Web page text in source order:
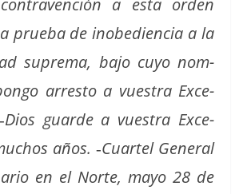
a esta orden
prue­ba de inobe­di­en­cia a la
supre­ma, bajo cuyo nom­
arresto a vues­tra Exce­
guarde a vues­tra Exce­
años. ‑Cuar­tel Gen­er­al
en el Norte, mayo 28 de